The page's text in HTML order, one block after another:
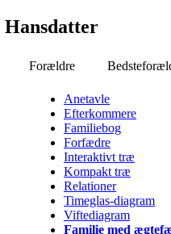
Hansdatter
Forældre
Anetavle
Efterkommere
Familiebog
Forfædre
Interaktivt træ
Kompakt træ
Relationer
Timeglas-diagram
Viftediagram
Familie med